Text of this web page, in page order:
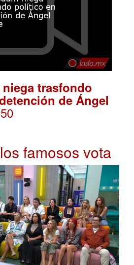
trasfondo
de Ángel
famosos vota